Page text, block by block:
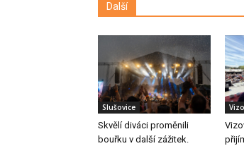
Další
Slušovice
Skvělí diváci proměnili
bouřku v další zážitek.